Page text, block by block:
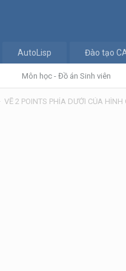
Môn học - Đồ án Sinh viên
AutoLisp Đào tạo
VẼ 2 POINTS PHÍA DƯỚI CỦA HÌNH